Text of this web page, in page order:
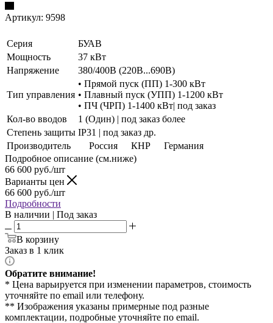
Артикул: 9598
Серия
БУАВ
Мощность
37 кВт
Напряжение
380/400В (220В...690В)
Тип управления
• Прямой пуск (ПП) 1-300 кВт
• Плавный пуск (УПП) 1-1200 кВт
• ПЧ (ЧРП) 1-1400 кВт| под заказ
Кол-во вводов
1 (Один) | под заказ более
Степень защиты IP31 | под заказ др.
Производитель
Россия КНР
Германия
Подробное описание (см.ниже)
66 600 руб./шт
Варианты цен
66 600 руб./шт
Подробности
В наличии | Под заказ
В корзину
Заказ в 1 клик
Обратите внимание!
* Цена варьируется при изменении параметров, стоимость
уточняйте по email или телефону.
** Изображения указаны примерные под разные
комплектации, подробные уточняйте по email.